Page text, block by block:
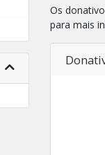
Os
para mais